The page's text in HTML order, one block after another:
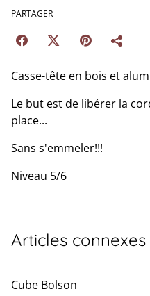
PARTAGER
Casse-tête en bois et
Le but est de libérer la
place...
Sans s'emmeler!!!
Niveau 5/6
Articles connexes
Cube Bolson